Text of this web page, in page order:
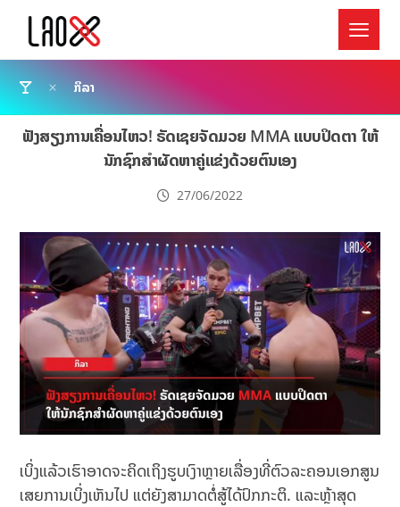
ກິລາ
ຟັງສຽງການເຄື່ອນໄຫວ! ຣັດເຊຍຈັດມວຍ MMA ແບບປິດຕາ ໃຫ້
ນັກຊົກສຳຜັດຫາຄູ່ແຂ່ງດ້ວຍຕົນເອງ
27/06/2022
ເບິ່ງແລ້ວເຮົາອາດຈະຄິດເຖິງຮູບເງົາຫຼາຍເລື່ອງທີ່ຕົວລະຄອນເອກສູນ
ເສຍການເບິ່ງເຫັນໄປ ແຕ່ຍັງສາມາດຕໍ່ສູ້ໄດ້ປົກກະຕິ. ແລະຫຼ້າສຸດ